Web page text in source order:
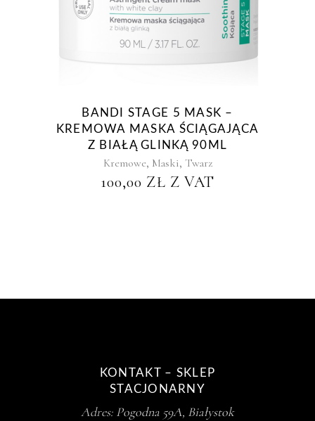
BANDI STAGE 5 MASK –
KREMOWA MASKA ŚCIĄGAJĄCA
Z BIAŁĄ GLINKĄ 90ML
Kremowe, Maski, Twarz
100,00 ZŁ Z VAT
KONTAKT – SKLEP
STACJONARNY
Adres: Pogodna 59A, Białystok